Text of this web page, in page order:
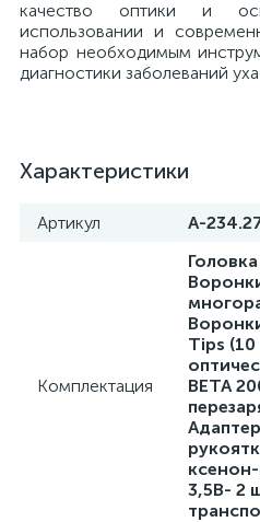
качество оптики и
использовании и
набор необходимым
диагностики заболеваний уха
Характеристики
Артикул А-
Комплектация
Tips (10
BETA
ксенон-
3,5В- 2